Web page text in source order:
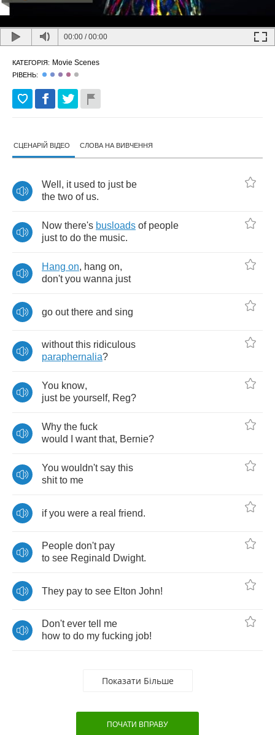
00:00 /00:00
КАТЕГОРІЯ: Movie Scenes
РІВЕНЬ:
СЦЕНАРІЙ ВІДЕО СЛОВА НА ВИВЧЕННЯ
Well , it used to just be
the two of us.
Now there's busloads of people
just to do the music.
Hang on, hang on,
don't you wanna just
go out there and sing
without this ridiculous
paraphernalia?
You know,
just be yourself, Reg?
Why the fuck
would
want that, Bernie?
You wouldn't say this
shit to me
if you were a real friend.
People don't pay
to see Reginald Dwight.
They pay to see Elton John!
Don't ever tell
me
how to do my fucking job!
Показати Більше
ПОЧАТИ ВПРАВУ